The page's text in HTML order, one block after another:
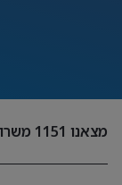
מצאנו 1151